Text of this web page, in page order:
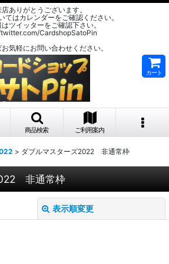
店ありがとうございます。
てはカレンダーをご確認ください。
ツイッターをご確認下さい。
CardshopSatoPin
気軽にお問い合わせください。
カート
商品検索 ご利用案内
> ダブルマスターズ2022 非通常枠
非通常枠
表示順変更